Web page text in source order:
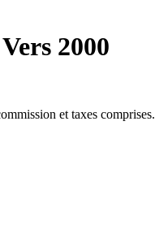
2000
et taxes comprises.